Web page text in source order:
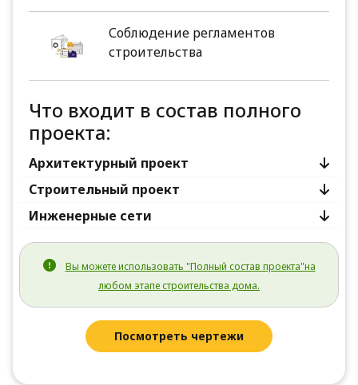
Соблюдение регламентов
строительства
Что входит в состав полного
проекта:
Архитектурный проект
Строительный проект
Инженерные сети
Вы можете использовать "Полный состав проекта"на
любом этапе строительства дома.
Посмотреть чертежи